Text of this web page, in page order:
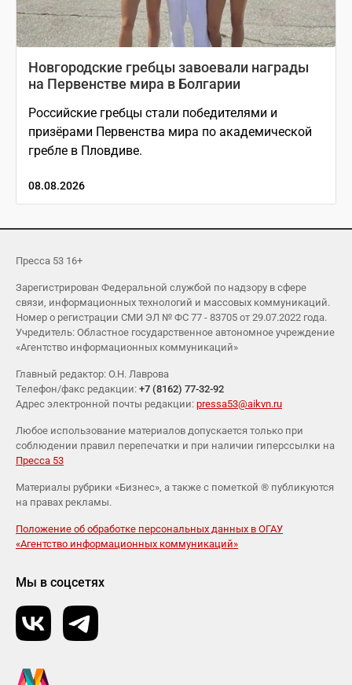
Новгородские гребцы завоевали награды
на Первенстве мира в Болгарии
Российские гребцы стали победителями и
призёрами Первенства мира по академической
гребле в Пловдиве.
08.08.2026
Пресса 53 16+
Зарегистрирован Федеральной службой по надзору в сфере
связи, информационных технологий и массовых коммуникаций.
Номер о регистрации СМИ ЭЛ № ФС 77 - 83705 от 29.07.2022 года.
Учредитель: Областное государственное автономное учреждение
«Агентство информационных коммуникаций»
Главный редактор: О.Н. Лаврова
Телефон/факс редакции: +7 (8162) 77-32-92
Адрес электронной почты редакции: pressa53@aikvn.ru
Любое использование материалов допускается только при
соблюдении правил перепечатки и при наличии гиперссылки на
Пресса 53
Материалы рубрики «Бизнес», а также с пометкой ® публикуются
на правах рекламы.
Положение об обработке персональных данных в ОГАУ
«Агентство информационных коммуникаций»
Мы в соцсетях